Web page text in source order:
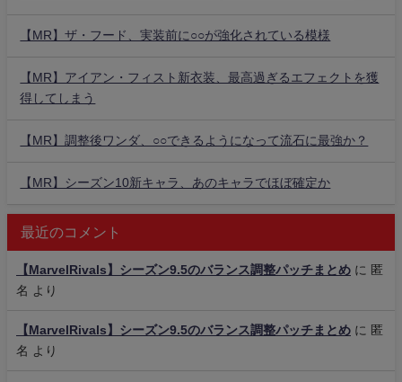
【MR】ザ・フード、実装前に○○が強化されている模様
【MR】アイアン・フィスト新衣装、最高過ぎるエフェクトを獲
得してしまう
【MR】調整後ワンダ、○○できるようになって流石に最強か？
【MR】シーズン10新キャラ、あのキャラでほぼ確定か
最近のコメント
【MarvelRivals】シーズン9.5のバランス調整パッチまとめ に 匿
名
より
【MarvelRivals】シーズン9.5のバランス調整パッチまとめ に 匿
名
より